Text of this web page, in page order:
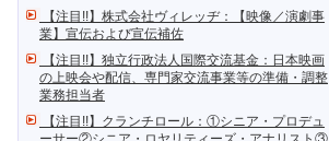
【注目!!】株式会社ヴィレッヂ：【映像／演劇事
業】宣伝および宣伝補佐
【注目!!】独立行政法人国際交流基金：日本映画
の上映会や配信、専門家交流事業等の準備・調整
業務担当者
【注目!!】クランチロール：①シニア・プロデュ